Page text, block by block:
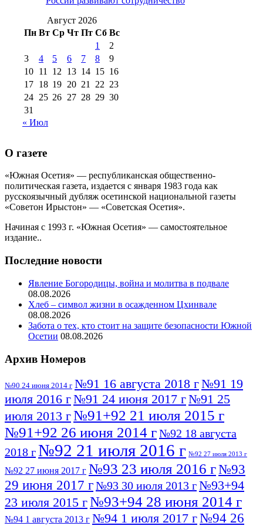
2017 г(9)
№99 4 августа
2016 г(12) №99 8 июля 2014 г
августа 2012 г(11)
августа 2013 г
(12)
Август 2026
Пн Вт Ср Чт Пт Сб Вс
1
2
3
4 5 6 7 8
9
10 11 12 13 14 15 16
17 18 19 20 21 22 23
24 25 26 27 28 29 30
31
« Июл
О газете
«Южная Осетия» — республиканская общественно-
политическая газета, издается с января 1983 года как
русскоязычный дубляж осетинской национальной газеты
«Советон Ирыстон» — «Советская Осетия».
Начиная с 1993 г. «Южная Осетия» — самостоятельное
издание..
Последние новости
Явление Богородицы, война и молитва в подвале
08.08.2026
Хлеб – символ жизни в осажденном Цхинвале
08.08.2026
Забота о тех, кто стоит на защите безопасности Южной
Осетии 08.08.2026
Архив Номеров
№90 24 июня 2014 г №91 16 августа 2018 г№91 19
июля 2016 г№91 24 июня 2017 г№91 25
июля 2013 г№91+92 21 июля 2015 г
№91+92 26 июня 2014 г№92 18 августа
2018 г№92 21 июля 2016 г №92 27 июля 2013 г
№92 27 июня 2017 г №93 23 июля 2016 г№93
29 июня 2017 г№93 30 июля 2013 г№93+94
23 июля 2015 г№93+94 28 июня 2014 г
№94 1 августа 2013 г №94 1 июля 2017 г№94 26